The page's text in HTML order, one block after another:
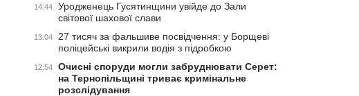
14:44
Уродженець Гусятинщини увійде до Зали
світової шахової слави
13:04
27 тисяч за фальшиве посвідчення: у Борщеві
поліцейські викрили водія з підробкою
12:54
Очисні споруди могли забруднювати Серет:
на Тернопільщині триває кримінальне
розслідування